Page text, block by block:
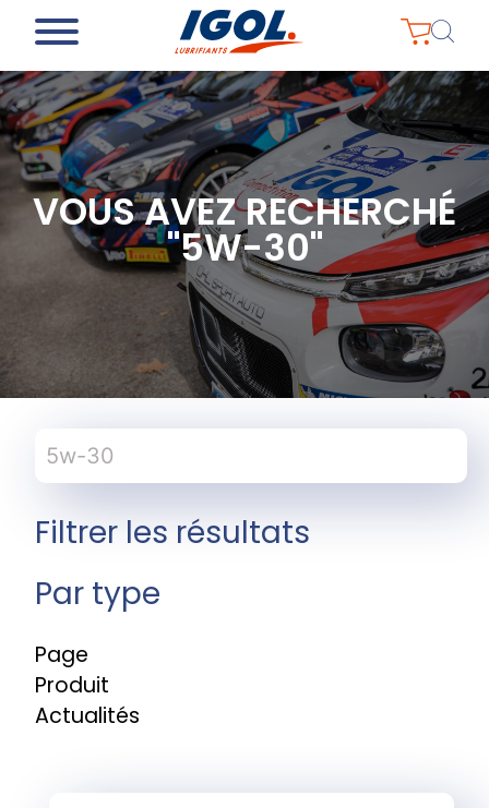
VOUS AVEZ RECHERCHÉ
"5W-30"
Filtrer les résultats
Par type
Page
Produit
Actualités